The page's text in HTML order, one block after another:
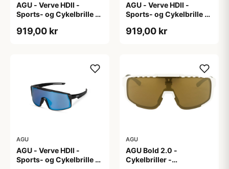
AGU - Verve HDII -
Sports- og Cykelbrille -
919,00 kr
AGU - Verve HDII -
Sports- og Cykelbrille -
919,00 kr
AGU
AGU - Verve HDII -
Sports- og Cykelbrille -
AGU
AGU Bold 2.0 -
Cykelbriller -